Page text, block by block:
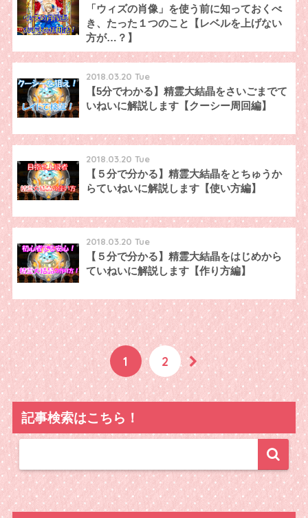
「ウィズの肖像」を使う前に知っておくべ
き、たった１つのこと【レベルを上げない
方が…？】
2018.03.20 Tue
【5分でわかる】精霊大結晶をさいごまでて
いねいに解説します【クーシー周回編】
2018.03.20 Tue
【５分で分かる】精霊大結晶をとちゅうか
らていねいに解説します【使い方編】
2018.03.20 Tue
【５分で分かる】精霊大結晶をはじめから
ていねいに解説します【作り方編】
1 2
記事検索はこちら！